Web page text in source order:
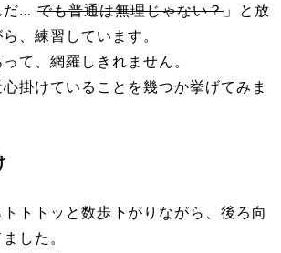
だ… でも普通は無理じゃない？ 」と放
、練習しています。
て、網羅しきれません。
掛けていることを幾つか挙げてみま
トトッと数歩下がりながら、後ろ向
した。